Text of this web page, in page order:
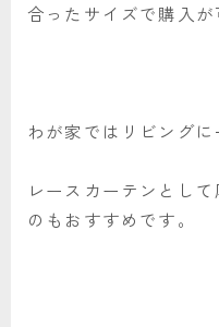
合ったサイズで購入が
わが家ではリビングに
レースカーテンとし
のもおすすめです。